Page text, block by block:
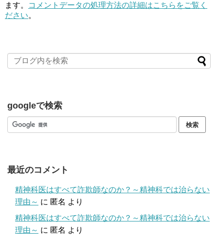
ます。
コメントデータの処理方法の詳細はこちらをご覧く
ださい。
googleで検索
最近のコメント
精神科医はすべて詐欺師なのか？～精神科では治らない
理由～ に 匿名 より
精神科医はすべて詐欺師なのか？～精神科では治らない
理由～ に 匿名 より